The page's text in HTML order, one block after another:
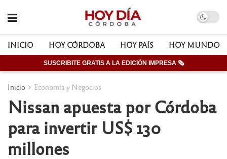
INICIO HOY CÓRDOBA HOY PAÍS HOY MUNDO
SUSCRIBITE GRATIS A LA EDICIÓN IMPRESA 🗞
Inicio Economía y Negocios
Nissan apuesta por Córdoba
para invertir US$ 130
millones